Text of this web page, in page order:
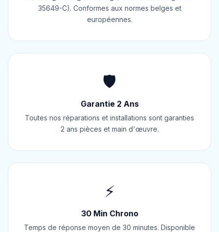
35649-C). Conformes aux normes belges et
européennes.
🛡️
Garantie 2 Ans
Toutes nos réparations et installations sont garanties
2 ans pièces et main d'œuvre.
⚡
30 Min Chrono
Temps de réponse moyen de 30 minutes. Disponible